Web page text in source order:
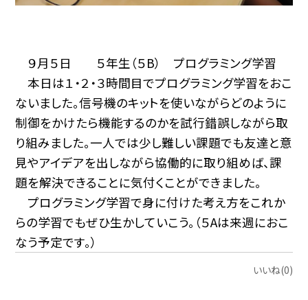
９月５日 ５年生（５B） プログラミング学習
本日は１・２・３時間目でプログラミング学習をおこ
ないました。信号機のキットを使いながらどのように
制御をかけたら機能するのかを試行錯誤しながら取
り組みました。一人では少し難しい課題でも友達と意
見やアイデアを出しながら協働的に取り組めば、課
題を解決できることに気付くことができました。
プログラミング学習で身に付けた考え方をこれか
らの学習でもぜひ生かしていこう。（５Aは来週におこ
なう予定です。）
いいね(0)